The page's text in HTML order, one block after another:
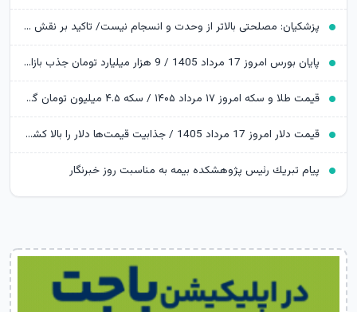
پزشکیان: مصلحتی بالاتر از وحدت و انسجام نیست/ تاکید بر نقش خبرنگاران در ایجاد فضای همدلی
پایان بورس امروز 17 مرداد 1405 / 9 هزار میلیارد تومان جذب بازار سرمایه شد
قیمت طلا و سکه امروز ۱۷ مرداد ۱۴۰۵ / سکه ۴.۵ میلیون تومان گران شد؛ طلا به ایستگاه 19 میلیونی رسید
قیمت دلار امروز 17 مرداد 1405 / جذابیت قیمت‌ها دلار را بالا کشید
پیام تبریك رئیس پژوهشكده بیمه به مناسبت روز خبرنگار